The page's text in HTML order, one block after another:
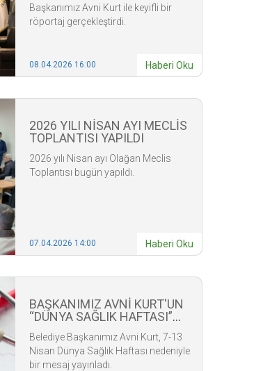
Başkanımız Avni Kurt ile keyifli bir
röportaj gerçekleştirdi.
08.04.2026 16:00 Haberi Oku
2026 YILI NİSAN AYI MECLİS
TOPLANTISI YAPILDI
2026 yılı Nisan ayı Olağan Meclis
Toplantısı bugün yapıldı.
07.04.2026 14:00 Haberi Oku
BAŞKANIMIZ AVNİ KURT'UN
“DÜNYA SAĞLIK HAFTASI”
Belediye Başkanımız Avni Kurt, 7-13
Nisan Dünya Sağlık Haftası nedeniyle
bir mesaj yayınladı.